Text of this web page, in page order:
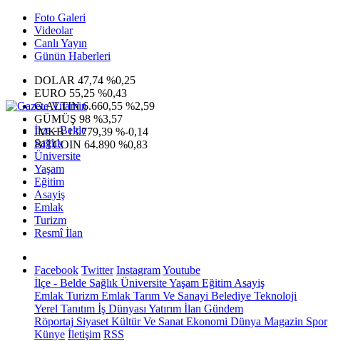
Foto Galeri
Videolar
Canlı Yayın
Günün Haberleri
DOLAR 47,74 %0,25
EURO 55,25 %0,43
G.ALTIN6.660,55 %2,59
GÜMÜŞ 98 %3,57
IMKB13.779,39 %-0,14
BITCOIN 64.890 %0,83
İlçe - Belde
Sağlık
Üniversite
Yaşam
Eğitim
Asayiş
Emlak
Turizm
Resmî İlan
Facebook Twitter InstagramYoutube
İlçe - Belde Sağlık ÜniversiteYaşam Eğitim Asayiş
Emlak Turizm Emlak Tarım Ve Sanayi Belediye Teknoloji
Yerel Tanıtım İş Dünyası Yatırım İlan Gündem
Röportaj Siyaset Kültür Ve Sanat Ekonomi Dünya Magazin Spor
Künye İletişim RSS